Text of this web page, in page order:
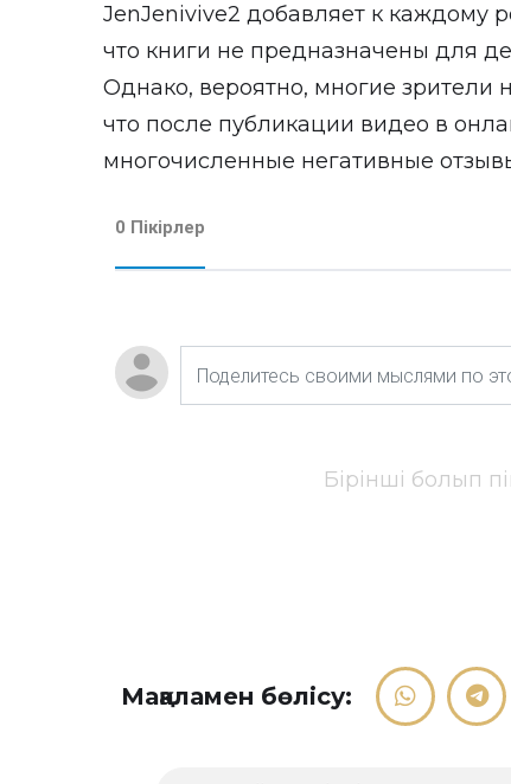
JenJenivive2 добавляет к каждому
что книги не предназначены для
Однако, вероятно, многие зрители
что после публикации видео в
многочисленные негативные
0 Пікірлер
Бірінші болып
Мақаламен бөлісу: